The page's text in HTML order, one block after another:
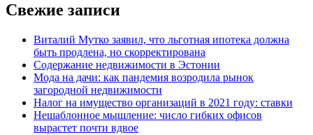
Свежие записи
Виталий Мутко заявил, что льготная ипотека должна
быть продлена, но скорректирована
Содержание недвижимости в Эстонии
Мода на дачи: как пандемия возродила рынок
загородной недвижимости
Налог на имущество организаций в 2021 году: ставки
Нешаблонное мышление: число гибких офисов
вырастет почти вдвое